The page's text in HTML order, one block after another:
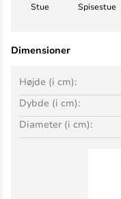
Stue Spisestue
Dimensioner
Højde (i cm):
Dybde (i cm):
Diameter (i cm):